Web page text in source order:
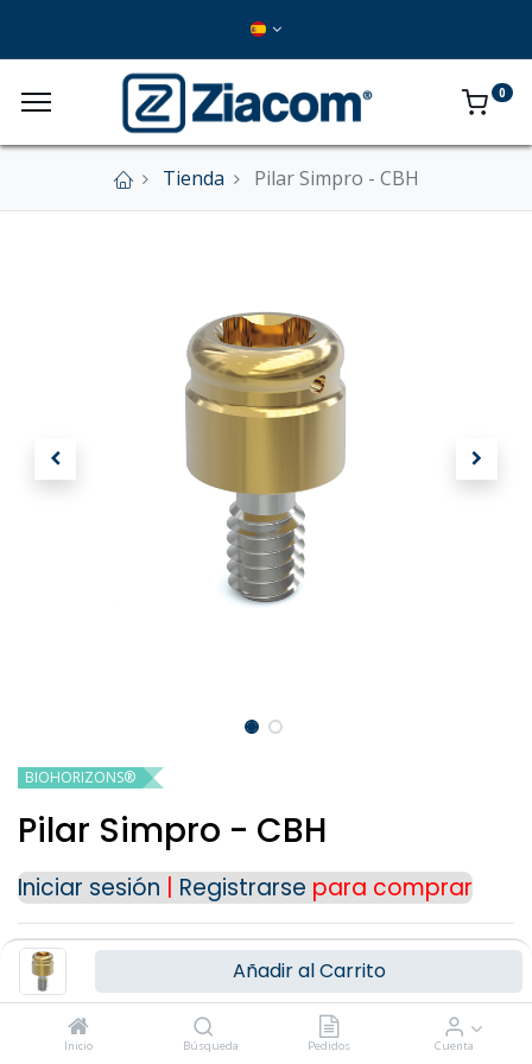
Añadir al Carrito
Inicio Búsqueda Pedidos Cuenta
0
Tienda Pilar Simpro - CBH
BIOHORIZONS®
Pilar Simpro - CBH
Iniciar sesión Registrarse para comprar
PLATAFORMA
ALTURA GINGIVAL
Nuestra tienda online se encuentra cerrada de
En este momento no se aceptan pedidos a
través del sitio web.
Para cualquier consulta o información
adicional, puedes ponerte en contacto con
nosotros a través de nuestros medios de
Gracias por tu interés.